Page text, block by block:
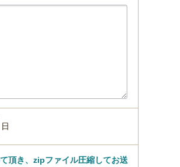
日
頂き、zipファイル圧縮してお送